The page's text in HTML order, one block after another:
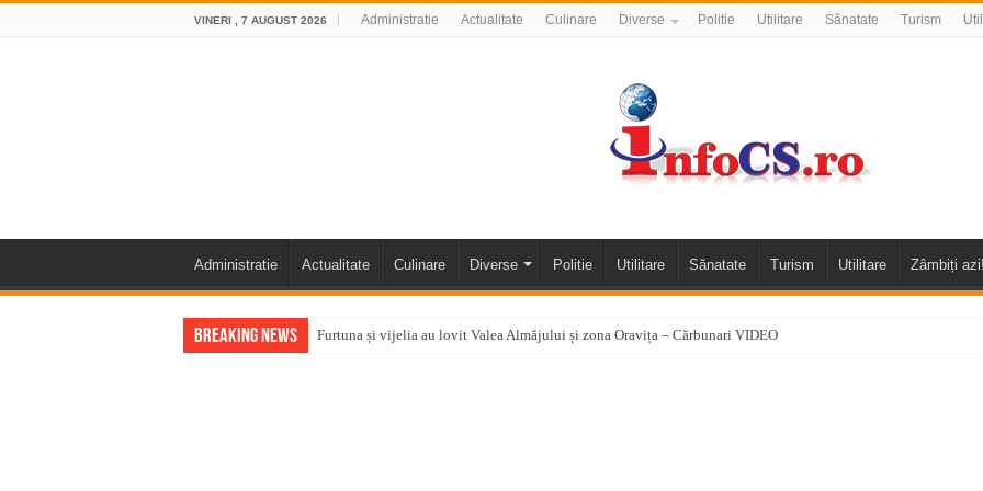
VINERI , 7 AUGUST 2026 Administratie Actualitate Culinare Diverse Politie Utilitare Sănatate Turism
Administratie Actualitate Culinare Diverse Politie Utilitare Sănatate Turism Utilitare Zâmbiți azi!
Breaking News Furtuna și vijelia au lovit Valea Almăjului și zona Oravița – Cărbunari VIDEO